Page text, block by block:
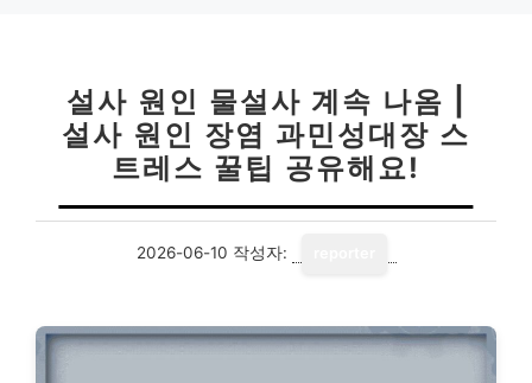
설사 원인 물설사 계속 나옴 |
설사 원인 장염 과민성대장 스
트레스 꿀팁 공유해요!
2026-06-10 작성자: